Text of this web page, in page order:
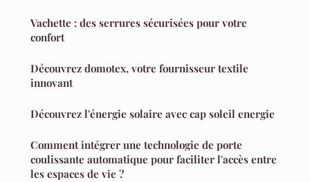
Vachette : des serrures sécurisées pour votre
confort
Découvrez domotex, votre fournisseur textile
innovant
Découvrez l'énergie solaire avec cap soleil energie
Comment intégrer une technologie de porte
coulissante automatique pour faciliter l'accès entre
les espaces de vie ?